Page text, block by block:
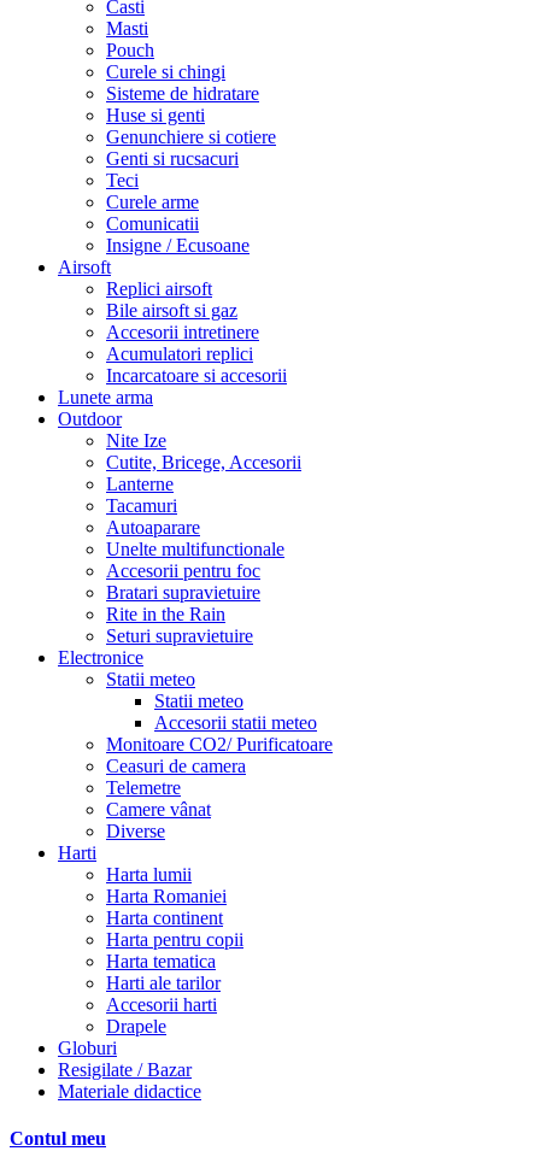
Casti
Masti
Pouch
Curele si chingi
Sisteme de hidratare
Huse si genti
Genunchiere si cotiere
Genti si rucsacuri
Teci
Curele arme
Comunicatii
Insigne / Ecusoane
Airsoft
Replici airsoft
Bile airsoft si gaz
Accesorii intretinere
Acumulatori replici
Incarcatoare si accesorii
Lunete arma
Outdoor
Nite Ize
Cutite, Bricege, Accesorii
Lanterne
Tacamuri
Autoaparare
Unelte multifunctionale
Accesorii pentru foc
Bratari supravietuire
Rite in the Rain
Seturi supravietuire
Electronice
Statii meteo
Statii meteo
Accesorii statii meteo
Monitoare CO2/ Purificatoare
Ceasuri de camera
Telemetre
Camere vânat
Diverse
Harti
Harta lumii
Harta Romaniei
Harta continent
Harta pentru copii
Harta tematica
Harti ale tarilor
Accesorii harti
Drapele
Globuri
Resigilate / Bazar
Materiale didactice
Contul meu